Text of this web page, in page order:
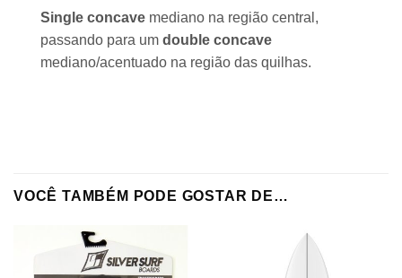
Single concave mediano na região central,
passando para um double concave
mediano/acentuado na região das quilhas.
VOCÊ TAMBÉM PODE GOSTAR DE…